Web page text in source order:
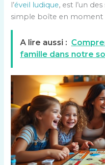
l’éveil ludique, est l’un
simple boîte en moment
A lire aussi :
famille dans notre